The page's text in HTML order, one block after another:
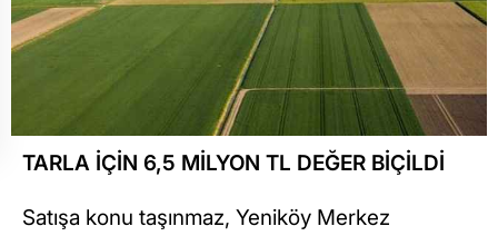
TARLA İÇİN 6,5 MİLYON TL DEĞER BİÇİLDİ
Satışa konu taşınmaz, Yeniköy Merkez